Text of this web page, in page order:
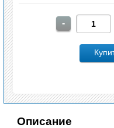
Описание